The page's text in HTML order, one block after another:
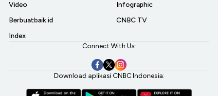
Video
Berbuatbaik.id
Index
Infographic
CNBC TV
Connect With Us:
Download aplikasi CNBC Indonesia: